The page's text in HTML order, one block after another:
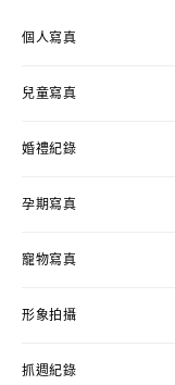
個人寫真
兒童寫真
婚禮紀錄
孕期寫真
寵物寫真
形象拍攝
抓週紀錄